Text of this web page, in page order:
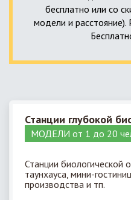
бесплатно или со
модели и расстояние).
Станции глубокой
МОДЕЛИ от 1 до 20
Станции биологической
таунхауса, мини-
производства и тп.